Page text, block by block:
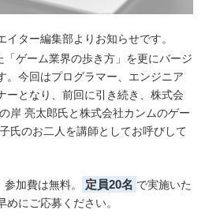
ター編集部よりお知らせです。
「ゲーム業界の歩き方」を更にバージ
。今回はプログラマー、エンジニア
ーとなり、前回に引き続き、株式会
岸 亮太郎氏と株式会社カンムのゲー
氏のお二人を講師としてお呼びして
加費は無料。 定員20名 で実施いた
めにご応募ください。